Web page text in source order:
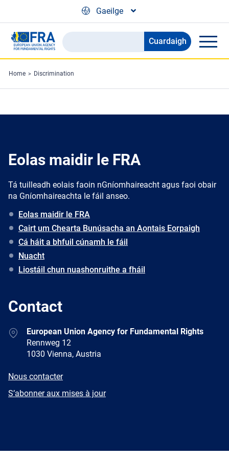
Gaeilge
Search
the
FRA
website
Cuardaigh
Home Discrimination
Eolas maidir le FRA
Tá tuilleadh eolais faoin nGníomhaireacht agus faoi obair
na Gníomhaireachta le fáil anseo.
Eolas maidir le FRA
Cairt um Chearta Bunúsacha an Aontais Eorpaigh
Cá háit a bhfuil cúnamh le fáil
Nuacht
Liostáil chun nuashonruithe a fháil
Contact
AddressEuropean Union Agency for Fundamental Rights
Rennweg 12
1030 Vienna, Austria
E-
Nous contacter
Newsletter
S’abonner aux mises à jour